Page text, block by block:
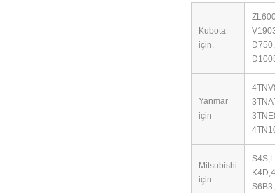
Kubota
için.
Yanmar
için
Mitsubishi
için
K4D,